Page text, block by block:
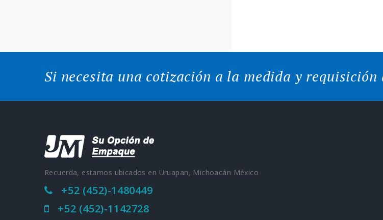
Si necesita una cotización a la medida y
Recuerda, estamos ubicados en Uruapan, Michoacán México
+52 (452)-1480449
+52 (452)-1142728